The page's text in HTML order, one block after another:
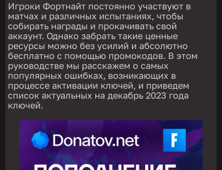
Игроки Фортнайт постоянно участвуют в
матчах и различных испытаниях, чтобы
собирать награды и прокачивать свой
аккаунт. Однако забрать такие ценные
ресурсы можно без усилий и абсолютно
бесплатно с помощью промокодов. В этом
руководстве мы расскажем о самых
популярных ошибках, возникающих в
процессе активации ключей, и приведем
список актуальных на декабрь 2023 года
ключей.